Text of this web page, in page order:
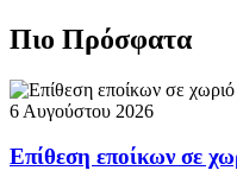
Πιο Πρόσφατα
6 Αυγούστου 2026
Επίθεση εποίκων σε